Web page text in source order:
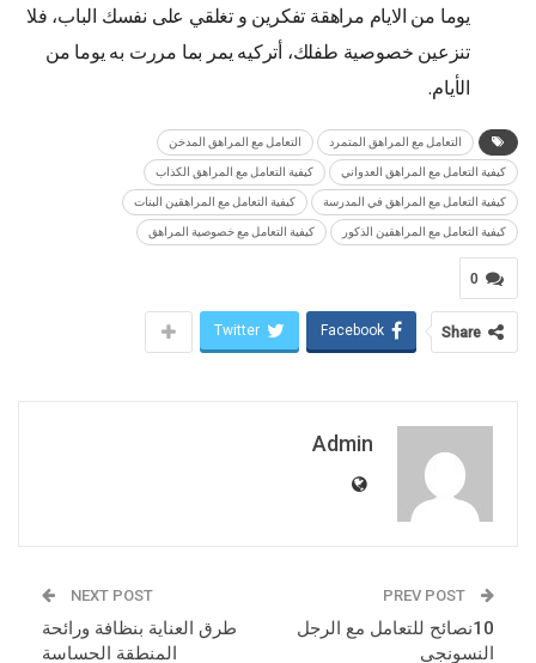
يوما من الايام مراهقة تفكرين و تغلقي على نفسك الباب، فلا
تنزعين خصوصية طفلك، أتركيه يمر بما مررت به يوما من
الأيام.
التعامل مع المراهق المتمرد التعامل مع المراهق المدخن
كيفية التعامل مع المراهق العدواني كيفية التعامل مع المراهق الكذاب
كيفية التعامل مع المراهق في المدرسة كيفية التعامل مع المراهقين البنات
كيفية التعامل مع المراهقين الذكور كيفية التعامل مع خصوصية المراهق
0
Share
Facebook
Twitter
Admin
10نصائح للتعامل مع الرجل
النسونجي
NEXT POST
طرق العناية بنظافة ورائحة
المنطقة الحساسة